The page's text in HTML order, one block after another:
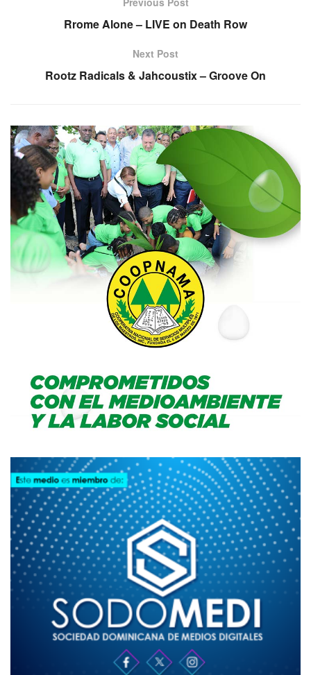
Rrome Alone – LIVE on Death Row
Next Post
Rootz Radicals & Jahcoustix – Groove On